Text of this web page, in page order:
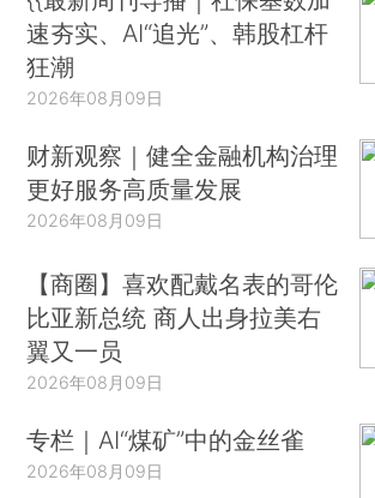
速夯实、AI“追光”、韩股杠杆
狂潮
2026年08月09日
财新观察｜健全金融机构治理
更好服务高质量发展
2026年08月09日
【商圈】喜欢配戴名表的哥伦
比亚新总统 商人出身拉美右
翼又一员
2026年08月09日
专栏｜AI“煤矿”中的金丝雀
2026年08月09日